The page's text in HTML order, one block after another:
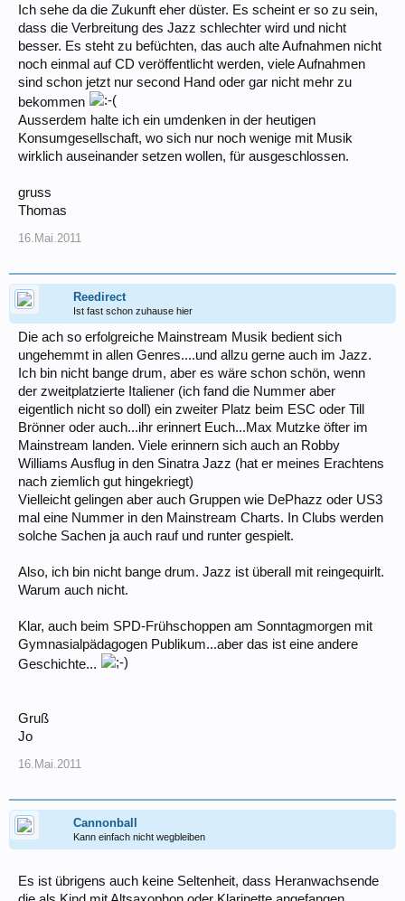
Ich sehe da die Zukunft eher düster. Es scheint er so zu sein,
dass die Verbreitung des Jazz schlechter wird und nicht
besser. Es steht zu befüchten, das auch alte Aufnahmen nicht
noch einmal auf CD veröffentlicht werden, viele Aufnahmen
sind schon jetzt nur second Hand oder gar nicht mehr zu
bekommen
Ausserdem halte ich ein umdenken in der heutigen
Konsumgesellschaft, wo sich nur noch wenige mit Musik
wirklich auseinander setzen wollen, für ausgeschlossen.
gruss
Thomas
16.Mai.2011
Reedirect
Ist fast schon zuhause hier
Die ach so erfolgreiche Mainstream Musik bedient sich
ungehemmt in allen Genres....und allzu gerne auch im Jazz.
Ich bin nicht bange drum, aber es wäre schon schön, wenn
der zweitplatzierte Italiener (ich fand die Nummer aber
eigentlich nicht so doll) ein zweiter Platz beim ESC oder Till
Brönner oder auch...ihr erinnert Euch...Max Mutzke öfter im
Mainstream landen. Viele erinnern sich auch an Robby
Williams Ausflug in den Sinatra Jazz (hat er meines Erachtens
nach ziemlich gut hingekriegt)
Vielleicht gelingen aber auch Gruppen wie DePhazz oder US3
mal eine Nummer in den Mainstream Charts. In Clubs werden
solche Sachen ja auch rauf und runter gespielt.
Also, ich bin nicht bange drum. Jazz ist überall mit reingequirlt.
Warum auch nicht.
Klar, auch beim SPD-Frühschoppen am Sonntagmorgen mit
Gymnasialpädagogen Publikum...aber das ist eine andere
Geschichte...
Gruß
Jo
16.Mai.2011
Cannonball
Kann einfach nicht wegbleiben
Es ist übrigens auch keine Seltenheit, dass Heranwachsende